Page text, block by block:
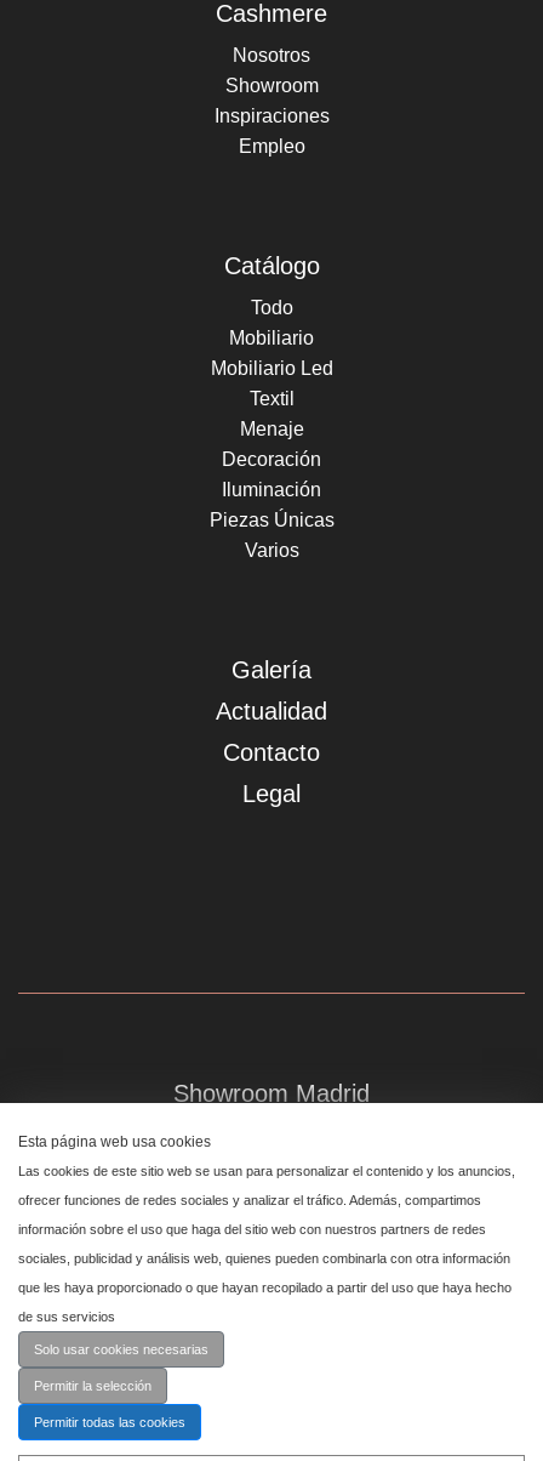
↑
Cashmere
Nosotros
Showroom
Inspiraciones
Empleo
Catálogo
Todo
Mobiliario
Mobiliario Led
Textil
Menaje
Decoración
Iluminación
Piezas Únicas
Varios
Galería
Actualidad
Contacto
Legal
Showroom Madrid
Plaza de Canalejas 6, 4 izq
Centro, 28014 Madrid
Showroom Marbella
Polígono Industrial de San Pedro de Alcántara,
calle Reino Unido, primera planta nave 24, 29670 Marbella
Esta página web usa cookies
Las cookies de este sitio web se usan para personalizar el contenido y los anuncios,
ofrecer funciones de redes sociales y analizar el tráfico. Además, compartimos
información sobre el uso que haga del sitio web con nuestros partners de redes
sociales, publicidad y análisis web, quienes pueden combinarla con otra información
que les haya proporcionado o que hayan recopilado a partir del uso que haya hecho
de sus servicios
Solo usar cookies necesarias
Permitir la selección
Permitir todas las cookies